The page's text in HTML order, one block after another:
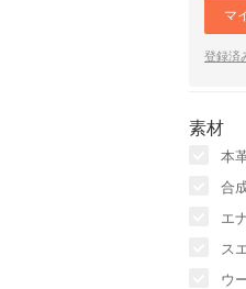
マ
登録済
素材
本
合
エ
ス
ウ